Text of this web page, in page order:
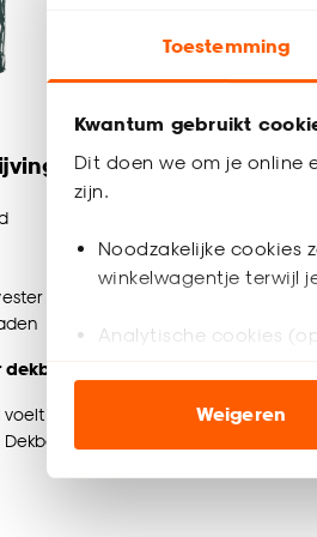
Toestemming
Kwantum gebruikt
Dit doen we om je online
zijn.
Noodzakelijke cookies
winkelwagentje terwijl
Analytische cookies
ook buiten de
Klik op ‘Ja, alles
noodzakelijke cookies
Weigeren
met polyester tijk
heerlijk zacht aan en is erg
Leaves is verfrissend en